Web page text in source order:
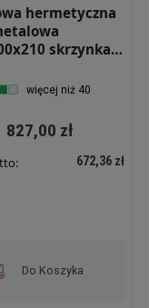
hermetyczna
skrzynka
więcej niż 40
827,00 zł
672,36 zł
Do Koszyka